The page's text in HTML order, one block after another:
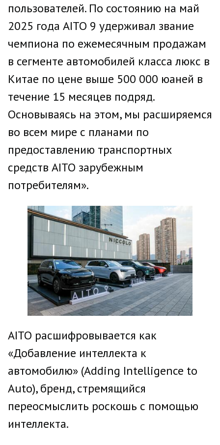
пользователей. По состоянию на май
2025 года AITO 9 удерживал звание
чемпиона по ежемесячным продажам
в сегменте автомобилей класса люкс в
Китае по цене выше 500 000 юаней в
течение 15 месяцев подряд.
Основываясь на этом, мы расширяемся
во всем мире с планами по
предоставлению транспортных
средств AITO зарубежным
потребителям».
AITO расшифровывается как
«Добавление интеллекта к
автомобилю» (Adding Intelligence to
Auto), бренд, стремящийся
переосмыслить роскошь с помощью
интеллекта.